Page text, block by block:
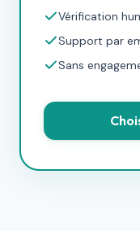
Vérification
Support par
Sans